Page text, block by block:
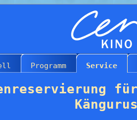
Programm Service